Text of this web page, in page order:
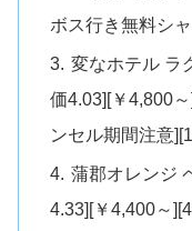
ボス行き無料シ
変なホテル ラ
価4.03][￥4,800
ンセル期間注意
蒲郡オレンジ
4.33][￥4,400～